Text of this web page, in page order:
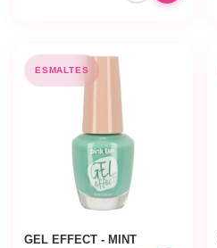
ESMALTES
GEL EFFECT - MINT